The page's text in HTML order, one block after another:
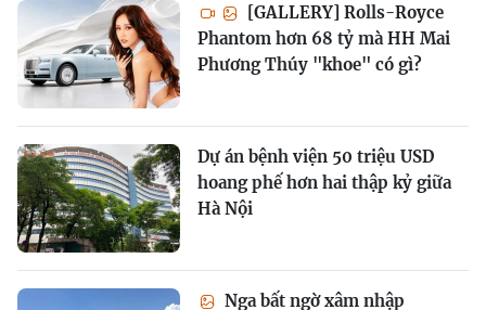
[GALLERY] Rolls-Royce
Phantom hơn 68 tỷ mà HH Mai
Phương Thúy "khoe" có gì?
Dự án bệnh viện 50 triệu USD
hoang phế hơn hai thập kỷ giữa
Hà Nội
Nga bất ngờ xâm nhập